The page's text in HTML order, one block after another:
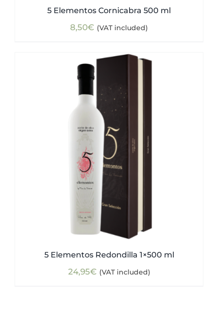
5 Elementos Cornicabra 500 ml
8,50€ (VAT included)
5 Elementos Redondilla 1×500 ml
24,95€ (VAT included)